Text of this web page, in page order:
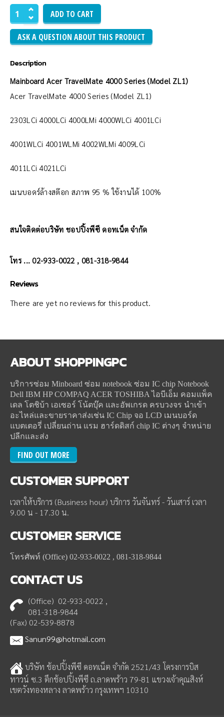
ASK A QUESTION ABOUT THIS PRODUCT
Description
Mainboard Acer TravelMate 4000 Series (Model ZL1)
Acer TravelMate 4000 Series (Model ZL1)
2303LCi 4000LCi 4000LMi 4000WLCi 4001LCi
4001WLCi 4001WLMi 4002WLMi 4009LCi
4011LCi 4021LCi
เมนบอดร์ล้างสต๊อก สภาพ 95 % ใช้งานได้ 100%
สนใจติดต่อบริษัท ชอปปิ้งพีซี ดอทเน็ต จำกัด
โทร ... 02-933-0022 , 081-318-9844
Reviews
There are yet no reviews for this product.
ABOUTSHOPPINGPC
บริการซ่อม Minboard ซ่อม notebook ซ่อม IC chip Notebook
Dell IBM HP COMPAQ ACER TOSHIBA ไอบีเอ็ม คอมแพ็ค
เดล โตชิบ้า เอเซอร์ โน้ตบุ๊ค และอัพเกรด ครบวงจร นำเข้า
อะไหล่และขายราคาส่งเช่น IC Chip จอ LCD เมนบอร์ด
แบตเตอรี่ เปลี่ยนถ่าน แรม ฮาร์ดดิสก์ chip IC ต่างๆ จำหน่าย
ปลีกและส่ง
FIND OUT MORE
CUSTOMERSUPPORT
เวลาให้บริการ (Business hour) บริการ วันจันทร์ - วันเสาร์ เวลา
9.00 น - 17.30 น.
CUSTOMERSERVICE
โทรศัพท์ (Office) 02-933-0022 , 081-318-9844
CONTACTUS
(Office) 02-933-0022 ,
081-318-9844
(Fax) 02-539-8878
Sanun99@hotmail.com
บริษัท ช้อปปิ้งพีซี ดอทเน็ต จำกัด 2521/43 โครงการบิส
ทาวน์ ซ.3 ตึกช้อปปิ้งพีซี ถ.ลาดพร้าว 79-81 แขวงเจ้าคุณสิงห์
เขตวังทองหลาง ลาดพร้าว กรุงเทพฯ 10310